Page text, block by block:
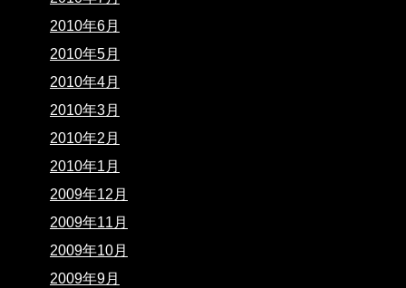
2010年6月
2010年5月
2010年4月
2010年3月
2010年2月
2010年1月
2009年12月
2009年11月
2009年10月
2009年9月